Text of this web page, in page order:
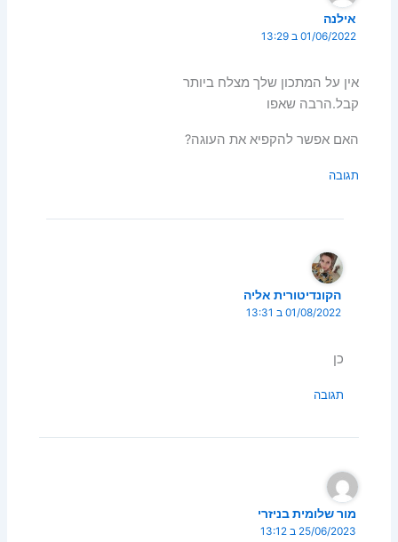
אילנה
01/06/2022 ב 13:29
אין על המתכון שלך מצלח ביותר
קבל.הרבה שאפו
האם אפשר להקפיא את העוגה?
תגובה
הקונדיטורית אליה
01/08/2022 ב 13:31
כן
תגובה
מור שלומית בניזרי
25/06/2023 ב 13:12